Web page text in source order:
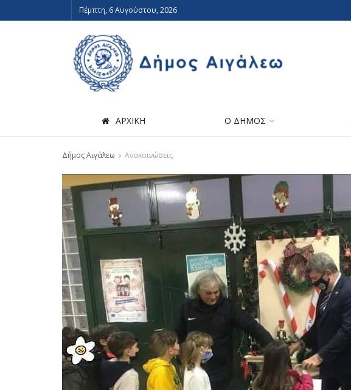
Πέμπτη, 6 Αυγούστου, 2026
ΑΡΧΙΚΗ Ο ΔΗΜΟΣ
Δήμος Αιγάλεω Ανακοινώσεις